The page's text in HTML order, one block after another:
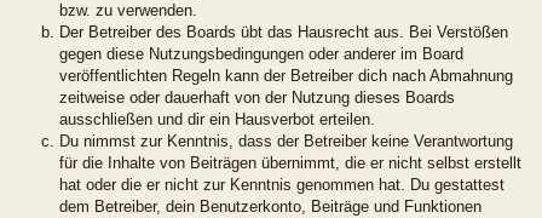
bzw. zu verwenden.
Der Betreiber des Boards übt das Hausrecht aus. Bei Verstößen
gegen diese Nutzungsbedingungen oder anderer im Board
veröffentlichten Regeln kann der Betreiber dich nach Abmahnung
zeitweise oder dauerhaft von der Nutzung dieses Boards
ausschließen und dir ein Hausverbot erteilen.
Du nimmst zur Kenntnis, dass der Betreiber keine Verantwortung
für die Inhalte von Beiträgen übernimmt, die er nicht selbst erstellt
hat oder die er nicht zur Kenntnis genommen hat. Du gestattest
dem Betreiber, dein Benutzerkonto, Beiträge und Funktionen